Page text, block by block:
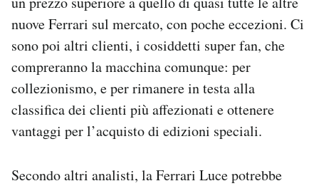
nuove Ferrari sul mercato, con poche eccezioni. Ci
sono poi altri clienti, i cosiddetti super fan, che
compreranno la macchina comunque: per
collezionismo, e per rimanere in testa alla
classifica dei clienti più affezionati e ottenere
vantaggi per l’acquisto di edizioni speciali.
Secondo altri analisti, la Ferrari Luce potrebbe